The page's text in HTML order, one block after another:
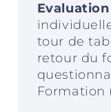
Evaluation
tour de
retour du
Formation